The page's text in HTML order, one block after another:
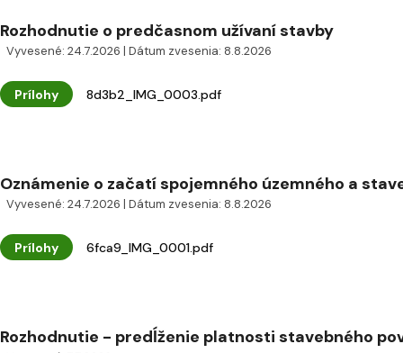
Rozhodnutie o predčasnom užívaní stavby
Vyvesené: 24.7.2026 | Dátum zvesenia: 8.8.2026
Prílohy 8d3b2_IMG_0003.pdf
Oznámenie o začatí spojemného územného a
Vyvesené: 24.7.2026 | Dátum zvesenia: 8.8.2026
Prílohy 6fca9_IMG_0001.pdf
Rozhodnutie - predĺženie platnosti stavebného